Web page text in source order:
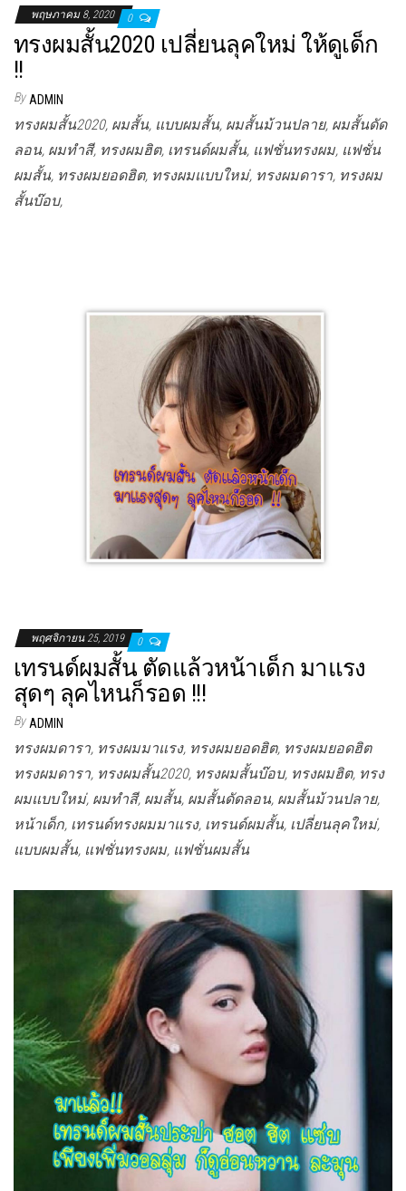
พฤษภาคม 8, 2020 0
ทรงผมสั้น2020 เปลี่ยนลุคใหม่ ให้ดูเด็ก
!!
By ADMIN
ทรงผมสั้น2020, ผมสั้น, แบบผมสั้น, ผมสั้นม้วนปลาย, ผมสั้นดัด
ลอน, ผมทำสี, ทรงผมฮิต, เทรนด์ผมสั้น, แฟชั่นทรงผม, แฟชั่น
ผมสั้น, ทรงผมยอดฮิต, ทรงผมแบบใหม่, ทรงผมดารา, ทรงผม
สั้นบ๊อบ,
พฤศจิกายน 25, 2019 0
เทรนด์ผมสั้น ตัดแล้วหน้าเด็ก มาแรง
สุดๆ ลุคไหนก็รอด !!!
By ADMIN
ทรงผมดารา, ทรงผมมาแรง, ทรงผมยอดฮิต, ทรงผมยอดฮิต
ทรงผมดารา, ทรงผมสั้น2020, ทรงผมสั้นบ๊อบ, ทรงผมฮิต, ทรง
ผมแบบใหม่, ผมทำสี, ผมสั้น, ผมสั้นดัดลอน, ผมสั้นม้วนปลาย,
หน้าเด็ก, เทรนด์ทรงผมมาแรง, เทรนด์ผมสั้น, เปลี่ยนลุคใหม่,
แบบผมสั้น, แฟชั่นทรงผม, แฟชั่นผมสั้น